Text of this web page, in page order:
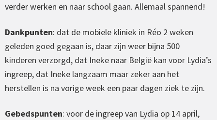
verder werken en naar school gaan. Allemaal spannend!
Dankpunten: dat de mobiele kliniek in Réo 2 weken
geleden goed gegaan is, daar zijn weer bijna 500
kinderen verzorgd, dat Ineke naar België kan voor Lydia’s
ingreep, dat Ineke langzaam maar zeker aan het
herstellen is na vorige week een paar dagen ziek te zijn.
Gebedspunten: voor de ingreep van Lydia op 14 april,